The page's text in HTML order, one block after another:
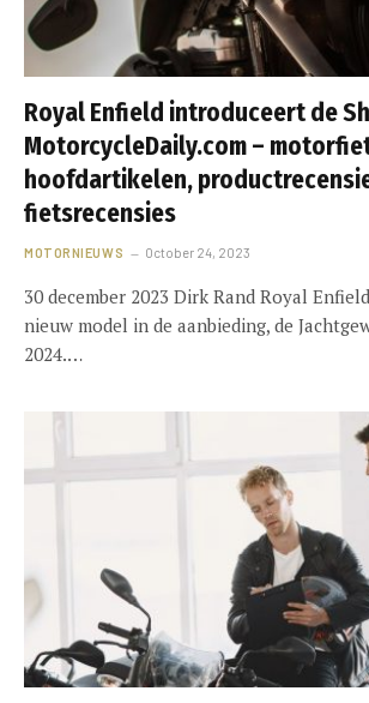
Royal Enfield introduceert de
MotorcycleDaily.com –
hoofdartikelen,
fietsrecensies
MOTORNIEUWS October 24, 2023
30 december 2023 Dirk Rand Royal
nieuw model in de aanbieding, de
2024.…